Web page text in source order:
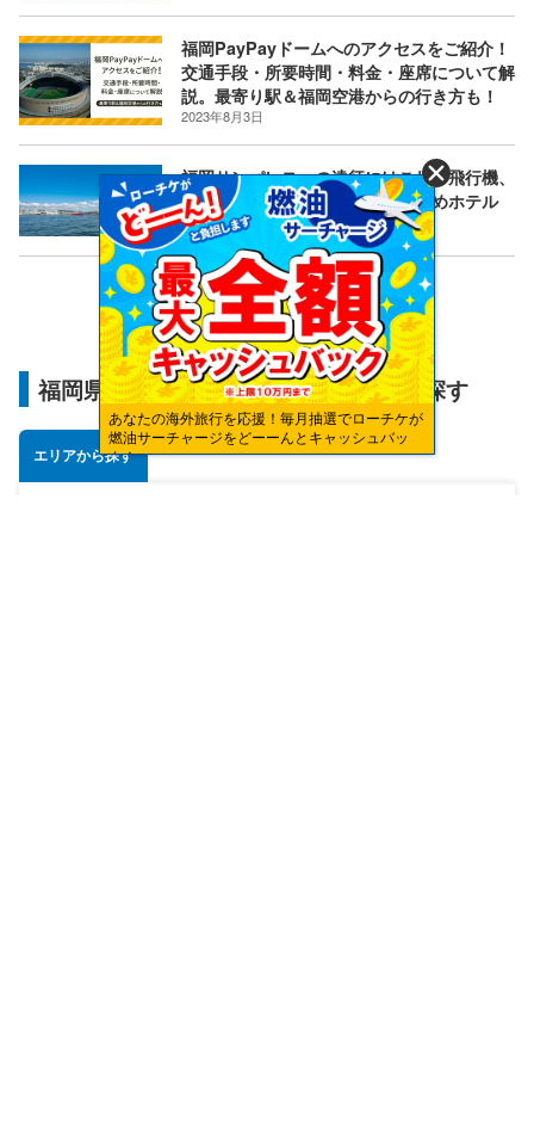
福岡PayPayドームへのアクセスをご紹介！
交通手段・所要時間・料金・座席について解
説。最寄り駅＆福岡空港からの行き方も！
2023年8月3日
福岡サンパレスへの遠征にはこれ！飛行機、
新幹線でのアクセス方法とおすすめホテル
2023年1月24日
福岡県のおすすめエリアからホテルを探す
エリアから探す
あなたの海外旅行を応援！毎月抽選でローチケが
燃油サーチャージをどーーんとキャッシュバッ
ク！